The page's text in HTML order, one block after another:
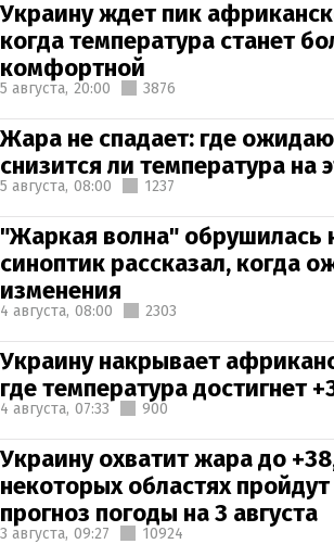
Украину ждет пик
когда температура станет
комфортной
5 августа, 20:00 3876
Жара не спадает: где
снизится ли температура на
5 августа, 08:00 1237
"Жаркая волна" обрушилась
синоптик рассказал, когда
изменения
4 августа, 08:00 2303
Украину накрывает
где температура достигнет
4 августа, 07:33 900
Украину охватит жара до
некоторых областях
прогноз погоды на 3 августа
3 августа, 09:27 10924